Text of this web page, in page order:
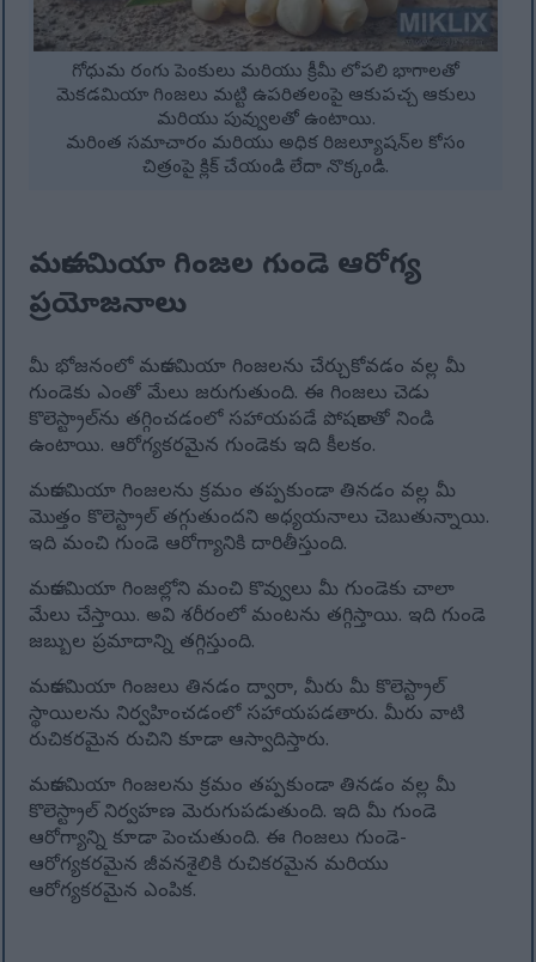
గోధుమ రంగు పెంకులు మరియు క్రీమీ లోపలి భాగాలతో
మెకడమియా గింజలు మట్టి ఉపరితలంపై ఆకుపచ్చ ఆకులు
మరియు పువ్వులతో ఉంటాయి.
మరింత సమాచారం మరియు అధిక రిజల్యూషన్‌ల కోసం
చిత్రంపై క్లిక్ చేయండి లేదా నొక్కండి.
మకాడమియా గింజల గుండె ఆరోగ్య
ప్రయోజనాలు
మీ భోజనంలో మకాడమియా గింజలను చేర్చుకోవడం వల్ల మీ
గుండెకు ఎంతో మేలు జరుగుతుంది. ఈ గింజలు చెడు
కొలెస్ట్రాల్‌ను తగ్గించడంలో సహాయపడే పోషకాలతో నిండి
ఉంటాయి. ఆరోగ్యకరమైన గుండెకు ఇది కీలకం.
మకాడమియా గింజలను క్రమం తప్పకుండా తినడం వల్ల మీ
మొత్తం కొలెస్ట్రాల్ తగ్గుతుందని అధ్యయనాలు చెబుతున్నాయి.
ఇది మంచి గుండె ఆరోగ్యానికి దారితీస్తుంది.
మకాడమియా గింజల్లోని మంచి కొవ్వులు మీ గుండెకు చాలా
మేలు చేస్తాయి. అవి శరీరంలో మంటను తగ్గిస్తాయి. ఇది గుండె
జబ్బుల ప్రమాదాన్ని తగ్గిస్తుంది.
మకాడమియా గింజలు తినడం ద్వారా, మీరు మీ కొలెస్ట్రాల్
స్థాయిలను నిర్వహించడంలో సహాయపడతారు. మీరు వాటి
రుచికరమైన రుచిని కూడా ఆస్వాదిస్తారు.
మకాడమియా గింజలను క్రమం తప్పకుండా తినడం వల్ల మీ
కొలెస్ట్రాల్ నిర్వహణ మెరుగుపడుతుంది. ఇది మీ గుండె
ఆరోగ్యాన్ని కూడా పెంచుతుంది. ఈ గింజలు గుండె-
ఆరోగ్యకరమైన జీవనశైలికి రుచికరమైన మరియు
ఆరోగ్యకరమైన ఎంపిక.